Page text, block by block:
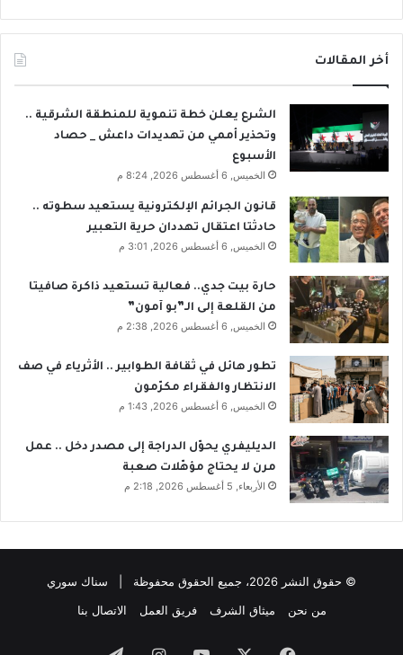
أخر المقالات
الشرع يعلن خطة تنموية للمنطقة الشرقية ..
وتحذير أممي من تهديدات داعش _ حصاد
الأسبوع
الخميس, 6 أغسطس 2026, 8:24 م
قانون الجرائم الإلكترونية يستعيد سطوته ..
حادثتا اعتقال تهددان حرية التعبير
الخميس, 6 أغسطس 2026, 3:01 م
حارة بيت جدي.. فعالية تستعيد ذاكرة صافيتا
من القلعة إلى الـ”بو آمون”
الخميس, 6 أغسطس 2026, 2:38 م
تطور هائل في ثقافة الطوابير .. الأثرياء في صف
الانتظار والفقراء مكرّمون
الخميس, 6 أغسطس 2026, 1:43 م
الديليفري يحوّل الدراجة إلى مصدر دخل .. عمل
مرن لا يحتاج مؤهّلات صعبة
الأربعاء, 5 أغسطس 2026, 2:18 م
© حقوق النشر 2026، جميع الحقوق محفوظة | سناك سوري
من نحن
ميثاق الشرف فريق العمل الاتصال بنا